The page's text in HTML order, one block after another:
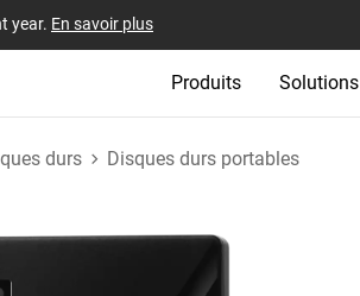
year. En savoir plus
Produits Solutions
durs Disques durs portables